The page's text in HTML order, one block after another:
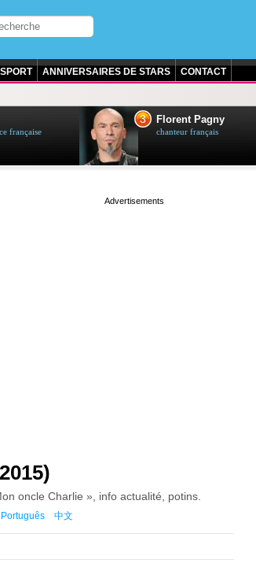
SPORT ANNIVERSAIRES DE STARS CONTACT
française
3 Florent Pagny
chanteur français
oncle Charlie », info actualité, potins.
Português 中文